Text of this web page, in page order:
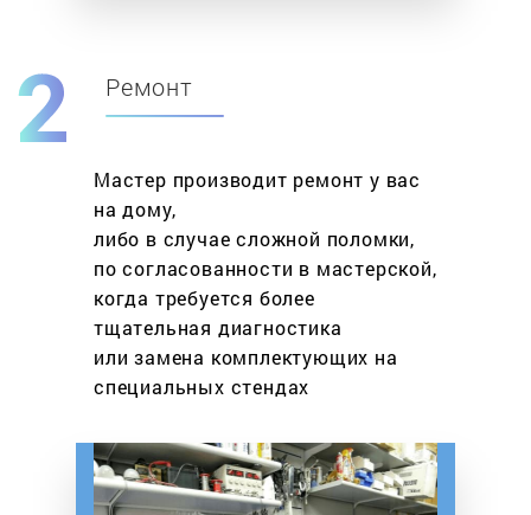
Ремонт
Мастер производит ремонт у вас
на дому,
либо в случае сложной поломки,
по согласованности в мастерской,
когда требуется более
тщательная диагностика
или замена комплектующих на
специальных стендах